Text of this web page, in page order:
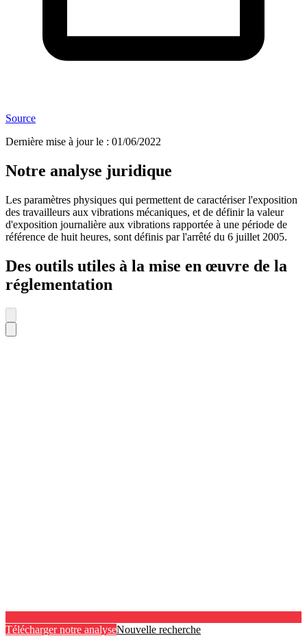
Source
Dernière mise à jour le : 01/06/2022
Notre analyse juridique
Les paramètres physiques qui permettent de caractériser l'exposition
des travailleurs aux vibrations mécaniques, et de définir la valeur
d'exposition journalière aux vibrations rapportée à une période de
référence de huit heures, sont définis par l'arrêté du 6 juillet 2005.
Des outils utiles à la mise en œuvre de la
réglementation
Télécharger notre analyseNouvelle recherche